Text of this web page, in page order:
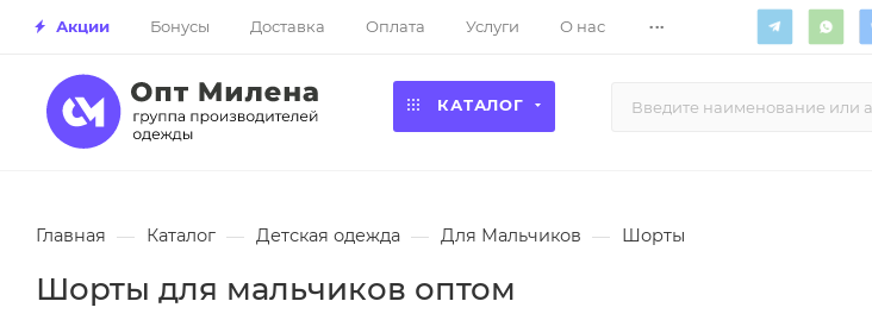
Акции Бонусы Доставка Оплата Услуги О нас ...
КАТАЛОГ
Главная — Каталог — Детская одежда — Для Мальчиков — Шорты
Шорты для мальчиков оптом